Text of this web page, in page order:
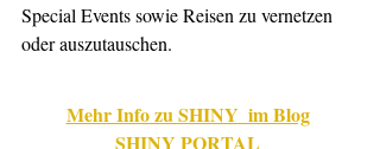
Special Events sowie Reisen zu vernetzen
oder auszutauschen.
Mehr Info zu SHINY  im Blog
SHINY PORTAL